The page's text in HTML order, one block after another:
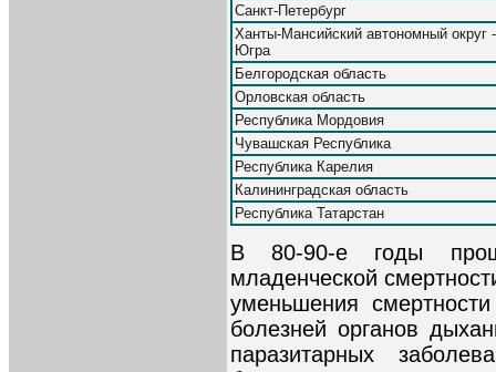
Санкт-Петербург
Ханты-Мансийский автономный округ -
Югра
Белгородская область
Орловская область
Республика Мордовия
Чувашская Республика
Республика Карелия
Калининградская область
Республика Татарстан
В 80-90-е годы
младенческой
уменьшения
болезней органов
паразитарных